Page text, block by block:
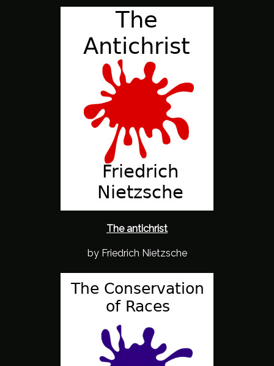
The antichrist
by Friedrich Nietzsche